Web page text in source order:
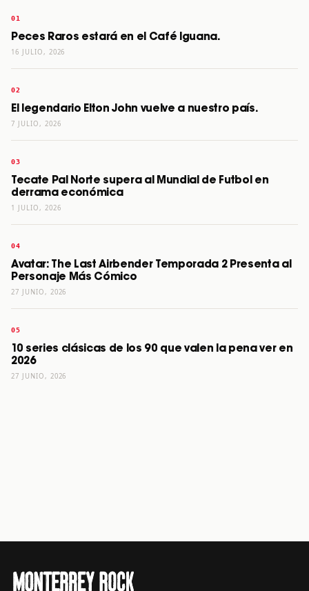
Peces Raros estará en el Café Iguana.
16 JULIO, 2026
El legendario Elton John vuelve a nuestro país.
7 JULIO, 2026
Tecate Pal Norte supera al Mundial de Futbol en
derrama económica
1 JULIO, 2026
Avatar: The Last Airbender Temporada 2 Presenta al
Personaje Más Cómico
27 JUNIO, 2026
10 series clásicas de los 90 que valen la pena ver en
2026
27 JUNIO, 2026